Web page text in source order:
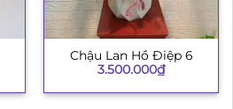
Chậu Lan Hồ Điệp 6
3.500.000₫